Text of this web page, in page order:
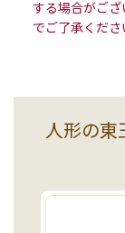
する場合がござ
でご了承くださ
人形の